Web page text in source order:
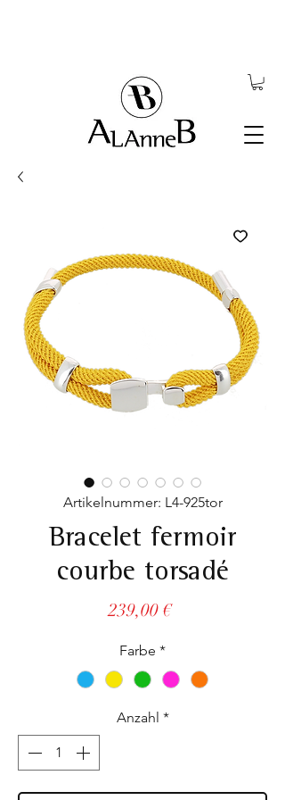
Artikelnummer: L4-925tor
Bracelet fermoir
courbe torsadé
239,00 €Preis
Farbe *
Anzahl *